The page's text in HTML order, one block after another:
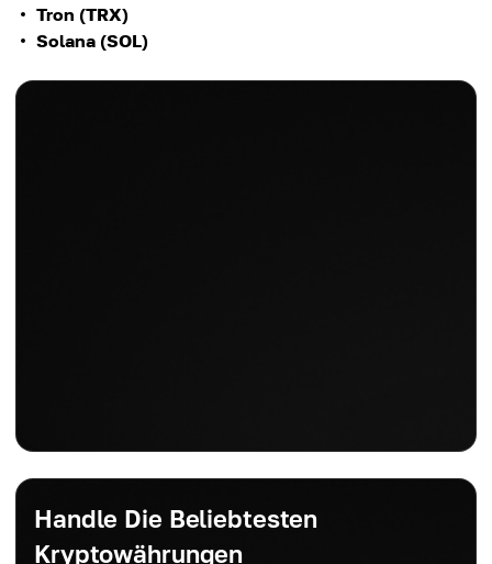
Tron (TRX)
Solana (SOL)
Handle Die Beliebtesten
Kryptowährungen